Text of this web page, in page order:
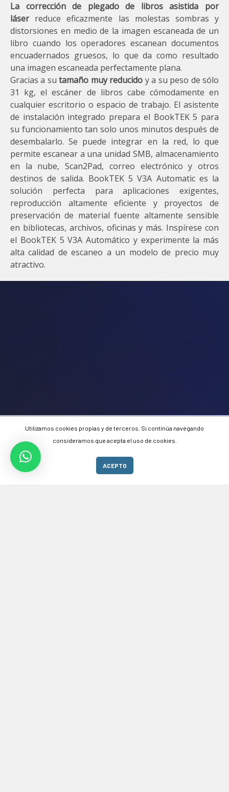
La corrección de plegado de libros asistida por
láserreduce eficazmente las molestas sombras y
distorsiones en medio de la imagen escaneada de un
libro cuando los operadores escanean documentos
encuadernados gruesos, lo que da como resultado
una imagen escaneada perfectamente plana.
Gracias a sutamaño muy reducido y a su peso de sólo
31 kg, el escáner de libros cabe cómodamente en
cualquier escritorio o espacio de trabajo. El asistente
de instalación integrado prepara el BookTEK 5 para
su funcionamiento tan solo unos minutos después de
desembalarlo. Se puede integrar en la red, lo que
permite escanear a una unidad SMB, almacenamiento
en la nube, Scan2Pad, correo electrónico y otros
destinos de salida. BookTEK 5 V3A Automatic es la
solución perfecta para aplicaciones exigentes,
reproducción altamente eficiente y proyectos de
preservación de material fuente altamente sensible
en bibliotecas, archivos, oficinas y más. Inspírese con
el BookTEK 5 V3A Automático y experimente la más
alta calidad de escaneo a un modelo de precio muy
atractivo.
Estás interesado en alguno de nuestros
productos o servicios, Por favor contáctanos !
Utilizamos cookies propias y de terceros. Si continúa navegando
consideramos que acepta el uso de cookies.
ACEPTO